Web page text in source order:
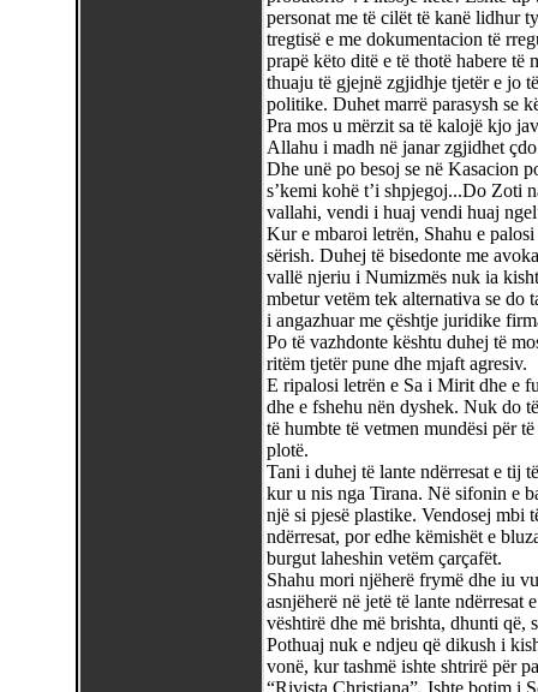
personat me të cilët të kanë lidhur
tregtisë e me dokumentacion të
prapë këto ditë e të thotë habere të
thuaju të gjejnë zgjidhje tjetër e jo
politike. Duhet marrë parasysh se
Pra mos u mërzit sa të kalojë kjo
Allahu i madh në janar zgjidhet
Dhe unë po besoj se në Kasacion
s’kemi kohë t’i shpjegoj...Do Zoti
vallahi, vendi i huaj vendi huaj
Kur e mbaroi letrën, Shahu e
sërish. Duhej të bisedonte me
vallë njeriu i Numizmës nuk ia
mbetur vetëm tek alternativa se do
i angazhuar me çështje juridike
Po të vazhdonte kështu duhej të
ritëm tjetër pune dhe mjaft agresiv.
E ripalosi letrën e Sa i Mirit dhe e
dhe e fshehu nën dyshek. Nuk do
të humbte të vetmen mundësi për
plotë.
Tani i duhej të lante ndërresat e tij
kur u nis nga Tirana. Në sifonin e
një si pjesë plastike. Vendosej mbi
ndërresat, por edhe këmishët e
burgut laheshin vetëm çarçafët.
Shahu mori njëherë frymë dhe iu
asnjëherë në jetë të lante
vështirë dhe më brishta, dhunti që,
Pothuaj nuk e ndjeu që dikush i
vonë, kur tashmë ishte shtrirë për
“Rivista Christiana”. Ishte botim i